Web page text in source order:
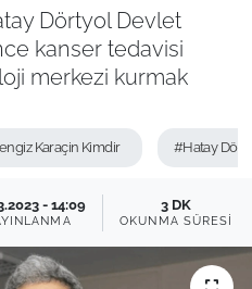
Dörtyol Devlet
kanser tedavisi
merkezi kurmak
Karaçin Kimdir #Hatay
- 14:09 3 DK
OKUNMA SÜRESI